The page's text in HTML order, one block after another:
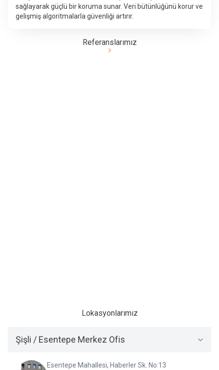
sağlayarak güçlü bir koruma sunar. Veri bütünlüğünü korur ve
gelişmiş algoritmalarla güvenliği artırır.
Referanslarımız
Lokasyonlarımız
Şişli / Esentepe Merkez Ofis
Esentepe Mahallesi, Haberler Sk. No:13